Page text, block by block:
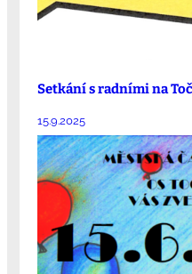
Setkání s radními na
15.9.2025